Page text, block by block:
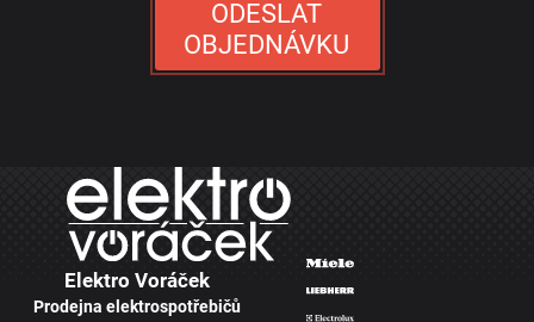
ODESLAT
OBJEDNÁVKU
Elektro Voráček
Prodejna elektrospotřebičů